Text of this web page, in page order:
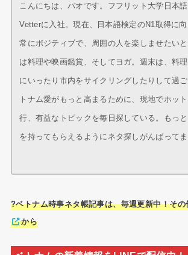
こんにちは、バオです。フフリット大学日本
Vetterに入社。現在、日本語検定のN1取得に向
常にポジティブで、周囲の人を楽しませたい
は料理や映画鑑賞、そしてヨガ。週末は、料
にいったり市内をサイクリングしたりして過
トナム愛がもっと高まるために、現地でホッ
行、有益なトピックを毎日探している。もっ
を持ってもらえるようにネタ探しがんばってま
?ベトナム時事ネタ帳記事は、毎週更新中！その
から